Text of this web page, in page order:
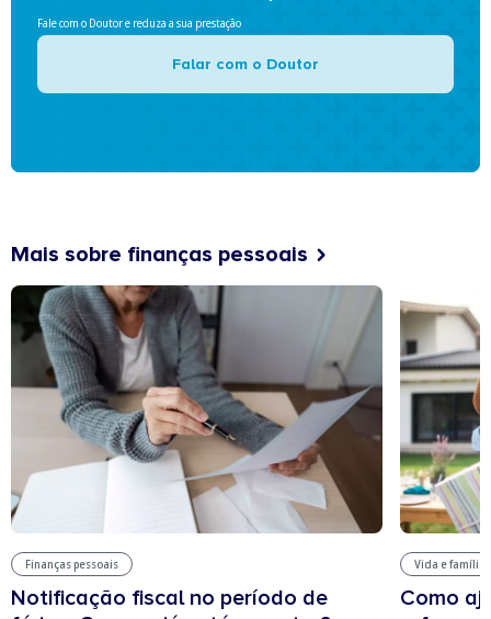
Fale com o Doutor e reduza a sua prestação
Falar com o Doutor
Mais sobre finanças pessoais
Finanças pessoais
Notificação fiscal no período de
Vida e família
Como